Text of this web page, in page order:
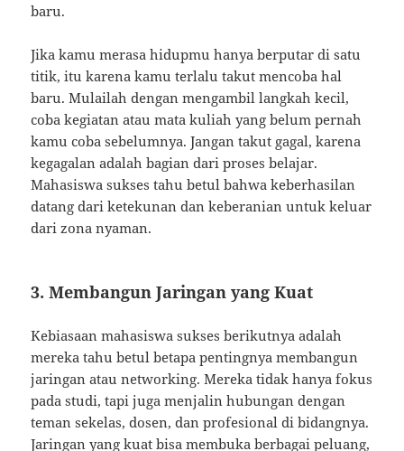
baru.
Jika kamu merasa hidupmu hanya berputar di satu
titik, itu karena kamu terlalu takut mencoba hal
baru. Mulailah dengan mengambil langkah kecil,
coba kegiatan atau mata kuliah yang belum pernah
kamu coba sebelumnya. Jangan takut gagal, karena
kegagalan adalah bagian dari proses belajar.
Mahasiswa sukses tahu betul bahwa keberhasilan
datang dari ketekunan dan keberanian untuk keluar
dari zona nyaman.
3. Membangun Jaringan yang Kuat
Kebiasaan mahasiswa sukses berikutnya adalah
mereka tahu betul betapa pentingnya membangun
jaringan atau networking. Mereka tidak hanya fokus
pada studi, tapi juga menjalin hubungan dengan
teman sekelas, dosen, dan profesional di bidangnya.
Jaringan yang kuat bisa membuka berbagai peluang,